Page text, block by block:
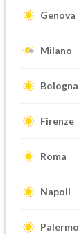
Genova
Milano
Bologna
Firenze
Roma
Napoli
Palermo